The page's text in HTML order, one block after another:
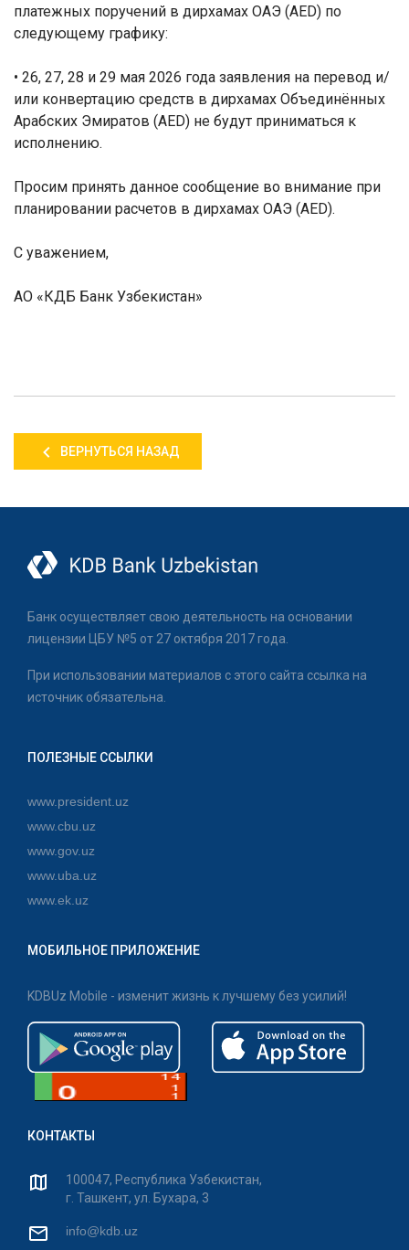
платежных поручений в дирхамах ОАЭ (AED) по
следующему графику:
• 26, 27, 28 и 29 мая 2026 года заявления на перевод и/
или конвертацию средств в дирхамах Объединённых
Арабских Эмиратов (AED) не будут приниматься к
исполнению.
Просим принять данное сообщение во внимание при
планировании расчетов в дирхамах ОАЭ (AED).
С уважением,
АО «КДБ Банк Узбекистан»
ВЕРНУТЬСЯ НАЗАД
Банк осуществляет свою деятельность на основании
лицензии ЦБУ №5 от 27 октября 2017 года.
При использовании материалов с этого сайта ссылка на
источник обязательна.
ПОЛЕЗНЫЕ ССЫЛКИ
www.president.uz
www.cbu.uz
www.gov.uz
www.uba.uz
www.ek.uz
МОБИЛЬНОЕ ПРИЛОЖЕНИЕ
KDBUz Mobile - изменит жизнь к лучшему без усилий!
КОНТАКТЫ
100047, Республика Узбекистан,
г. Ташкент, ул. Бухара, 3
info@kdb.uz